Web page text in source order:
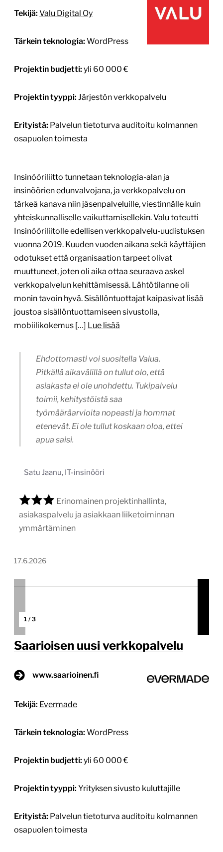
Tekijä: Valu Digital Oy
Tärkein teknologia: WordPress
Projektin budjetti: yli 60 000 €
Projektin tyyppi: Järjestön verkkopalvelu
Erityistä: Palvelun tietoturva auditoitu kolmannen
osapuolen toimesta
Insinööriliitto tunnetaan teknologia-alan ja
insinöörien edunvalvojana, ja verkkopalvelu on
tärkeä kanava niin jäsenpalveluille, viestinnälle kuin
yhteiskunnalliselle vaikuttamisellekin. Valu toteutti
Insinööriliitolle edellisen verkkopalvelu-uudistuksen
vuonna 2019. Kuuden vuoden aikana sekä käyttäjien
odotukset että organisaation tarpeet olivat
muuttuneet, joten oli aika ottaa seuraava askel
verkkopalvelun kehittämisessä. Lähtötilanne oli
monin tavoin hyvä. Sisällöntuottajat kaipasivat lisää
joustoa sisällöntuottamiseen sivustolla,
mobiilikokemus […] Lue lisää
Ehdottomasti voi suositella Valua.
Pitkällä aikavälillä on tullut olo, että
asiakasta ei ole unohdettu. Tukipalvelu
toimii, kehitystöistä saa
työmääräarvioita nopeasti ja hommat
etenevät. Ei ole tullut koskaan oloa, ettei
apua saisi.
Satu Jaanu, IT-insinööri
Erinomainen projektinhallinta,
asiakaspalvelu ja asiakkaan liiketoiminnan
ymmärtäminen
17.6.2026
1 / 3
Saarioisen uusi verkkopalvelu
www.saarioinen.fi
Tekijä: Evermade
Tärkein teknologia: WordPress
Projektin budjetti: yli 60 000 €
Projektin tyyppi: Yrityksen sivusto kuluttajille
Erityistä: Palvelun tietoturva auditoitu kolmannen
osapuolen toimesta